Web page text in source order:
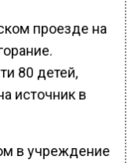
проезде на
80 детей,
источник в
в учреждение